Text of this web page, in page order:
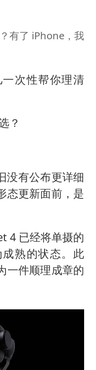
有了 iPhone，我
次性帮你理清
？
没有公布更详细
态更新面前，是
4 已经将单摄的
熟的状态。此
一件顺理成章的